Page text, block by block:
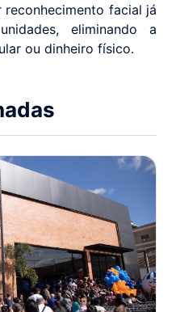
facial já
eliminando a
ou dinheiro físico.